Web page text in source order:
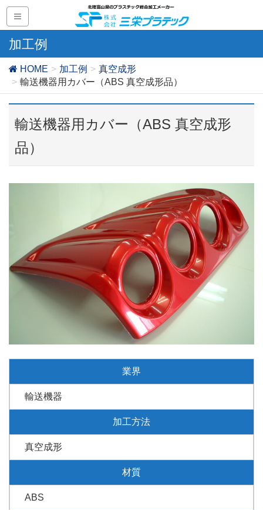
加工例
HOME 加工例
真空成形
輸送機器用カバー（ABS 真空成形品）
輸送機器用カバー（ABS 真空成形
品）
業界
輸送機器
加工方法
真空成形
材質
ABS